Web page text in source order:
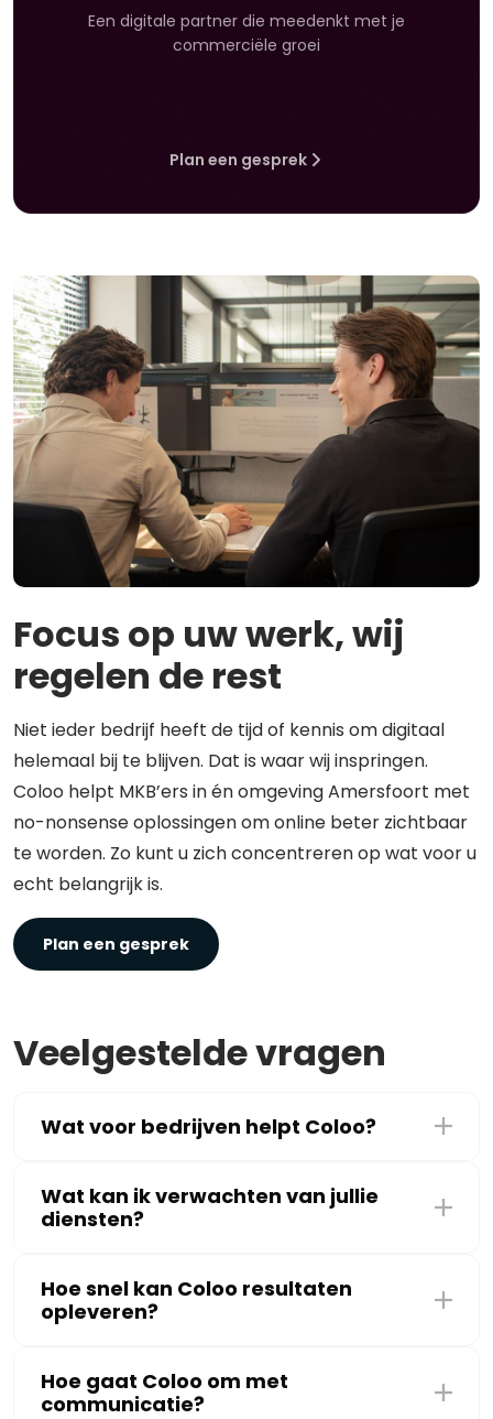
Een digitale partner die meedenkt met je
commerciële groei
Plan een gesprek
Focus op uw werk, wij
regelen de rest
Niet ieder bedrijf heeft de tijd of kennis om digitaal
helemaal bij te blijven. Dat is waar wij inspringen.
Coloo helpt MKB’ers in én omgeving Amersfoort met
no-nonsense oplossingen om online beter zichtbaar
te worden. Zo kunt u zich concentreren op wat voor u
echt belangrijk is.
Plan een gesprek
Veelgestelde vragen
Wat voor bedrijven helpt Coloo?
Wat kan ik verwachten van jullie
diensten?
Hoe snel kan Coloo resultaten
opleveren?
Hoe gaat Coloo om met
communicatie?